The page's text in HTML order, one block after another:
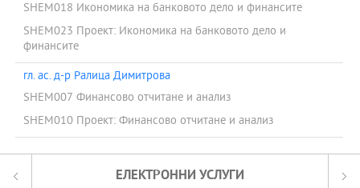
SHEM018 Икономика на банковото дело и финансите
SHEM023 Проект: Икономика на банковото дело и
финансите
гл. ас. д-р Ралица Димитрова
SHEM007 Финансово отчитане и анализ
SHEM010 Проект: Финансово отчитане и анализ
ЕЛЕКТРОННИ УСЛУГИ